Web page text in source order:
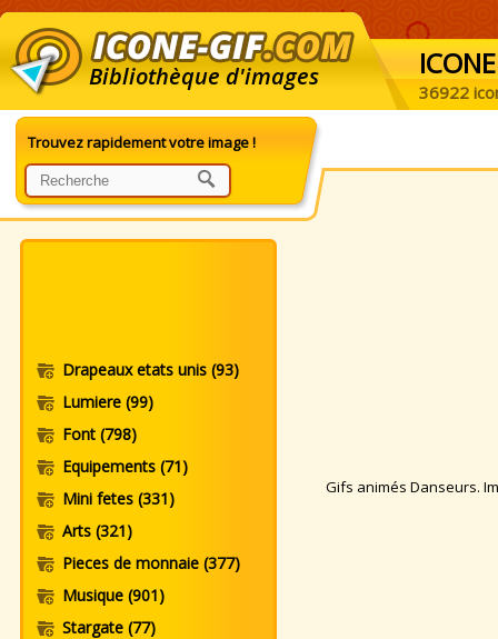
Bibliothèque d'images ICONE
36922
Trouvez rapidement votre image !
Drapeaux etats unis (93)
Lumiere (99)
Font (798)
Equipements (71)
Mini fetes (331)
Arts (321)
Pieces de monnaie (377)
Musique (901)
Stargate (77)
Gifs animés Danseurs.